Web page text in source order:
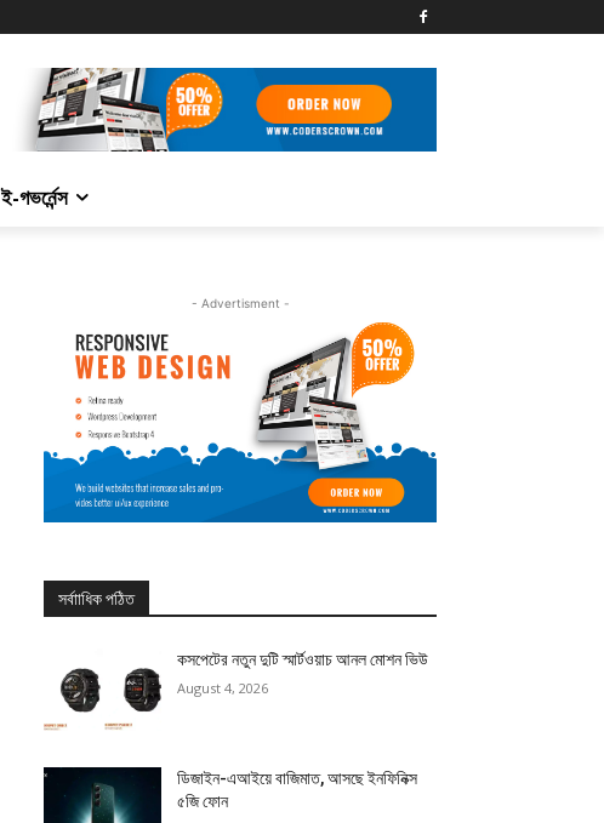
ই-গভর্নেন্স
- Advertisment -
সর্বাাধিক পঠিত
কসপেটের নতুন দুটি স্মার্টওয়াচ আনল মোশন ভিউ
August 4, 2026
ডিজাইন-এআইয়ে বাজিমাত, আসছে ইনফিনিক্স
৫জি ফোন